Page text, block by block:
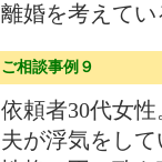
離婚を考えて
ご相談事例９
依頼者30代女性
夫が浮気をし